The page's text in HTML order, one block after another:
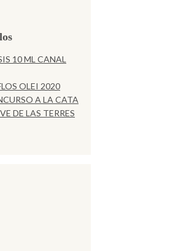
10 ML CANAL
OLEI 2020
A LA CATA
DE LAS TERRES